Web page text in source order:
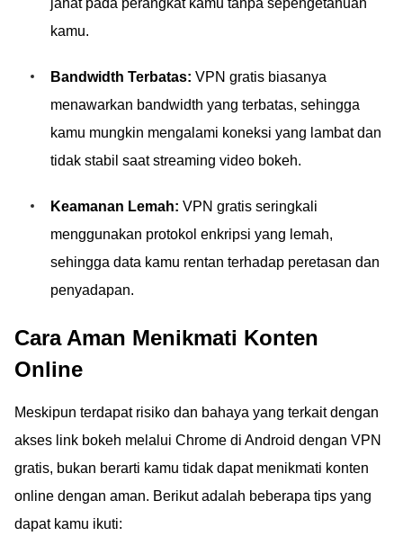
jahat pada perangkat kamu tanpa sepengetahuan
kamu.
Bandwidth Terbatas: VPN gratis biasanya
menawarkan bandwidth yang terbatas, sehingga
kamu mungkin mengalami koneksi yang lambat dan
tidak stabil saat streaming video bokeh.
Keamanan Lemah: VPN gratis seringkali
menggunakan protokol enkripsi yang lemah,
sehingga data kamu rentan terhadap peretasan dan
penyadapan.
Cara Aman Menikmati Konten
Online
Meskipun terdapat risiko dan bahaya yang terkait dengan
akses link bokeh melalui Chrome di Android dengan VPN
gratis, bukan berarti kamu tidak dapat menikmati konten
online dengan aman. Berikut adalah beberapa tips yang
dapat kamu ikuti: